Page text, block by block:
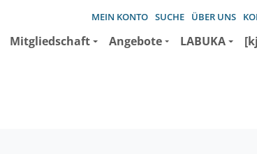
MEIN KONTO SUCHE ÜBER UNS
Mitgliedschaft Angebote LABUKA